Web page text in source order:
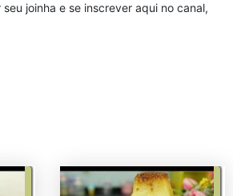
joinha e se inscrever aqui no canal,